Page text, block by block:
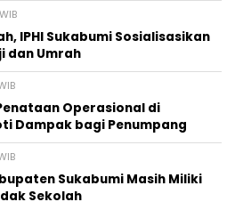
IPHI Sukabumi Sosialisasikan
dan Umrah
Operasional di
Dampak bagi Penumpang
Sukabumi Masih Miliki
Sekolah